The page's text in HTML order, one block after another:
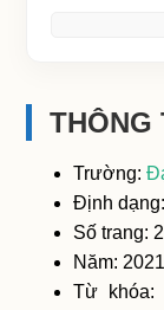
THÔNG
Trường:
Định
Số trang:
Năm:
Từ khóa: